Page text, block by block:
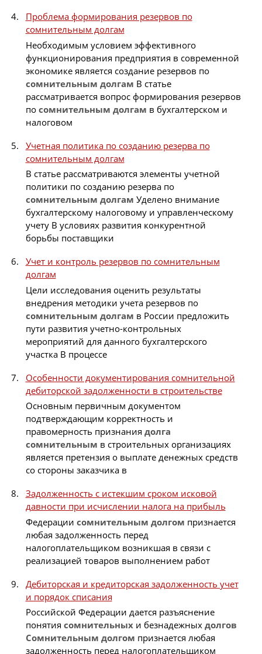
Проблема формирования резервов по
сомнительным долгам
Необходимым условием эффективного
функционирования предприятия в современной
экономике является создание резервов по
сомнительным долгам В статье
рассматривается вопрос формирования резервов
по сомнительным долгам в бухгалтерском и
налоговом
Учетная политика по созданию резерва по
сомнительным долгам
В статье рассматриваются элементы учетной
политики по созданию резерва по
сомнительным долгам Уделено внимание
бухгалтерскому налоговому и управленческому
учету В условиях развития конкурентной
борьбы поставщики
Учет и контроль резервов по сомнительным
долгам
Цели исследования оценить результаты
внедрения методики учета резервов по
сомнительным долгам в России предложить
пути развития учетно-контрольных
мероприятий для данного бухгалтерского
участка В процессе
Особенности документирования сомнительной
дебиторской задолженности в строительстве
Основным первичным документом
подтверждающим корректность и
правомерность признания долга
сомнительным в строительных организациях
является претензия о выплате денежных средств
со стороны заказчика в
Задолженность с истекшим сроком исковой
давности при исчислении налога на прибыль
Федерации сомнительным долгом признается
любая задолженность перед
налогоплательщиком возникшая в связи с
реализацией товаров выполнением работ
Дебиторская и кредиторская задолженность учет
и порядок списания
Российской Федерации дается разъяснение
понятия сомнительныхи безнадежных долгов
Сомнительным долгом признается любая
задолженность перед налогоплательщиком